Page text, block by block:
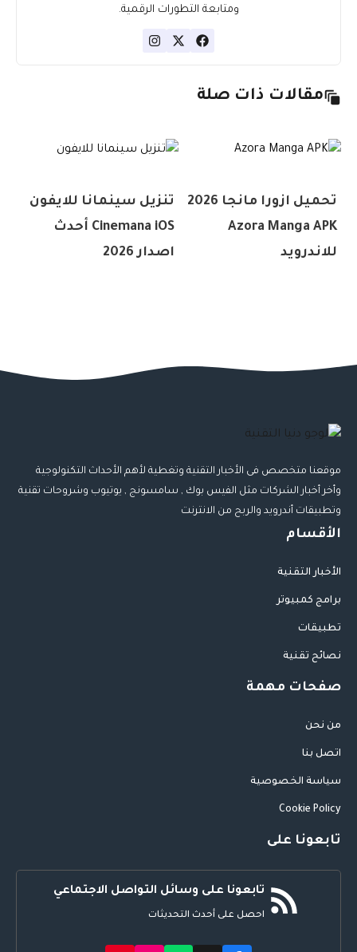
ومتابعة التطورات الرقمية.
مقالات ذات صلة
تحميل ازورا مانجا 2026
Azora Manga APK
للاندرويد
تنزيل سينمانا للايفون
Cinemana iOS أحدث
اصدار 2026
موقعنا متخصص فى الأخبار التقنية وتغطية لأهم الأحداث التكنولوجية
وأخر أخبار الشركات مثل الفيس بوك , سامسونج , يوتيوب وشروحات تقنية
وتطبيقات أندرويد والربح من الانترنت
الأقسام
الأخبار التقنية
برامج كمبيوتر
تطبيقات
نصائح تقنية
صفحات مهمة
من نحن
اتصل بنا
سياسة الخصوصية
Cookie Policy
تابعونا على
تابعونا على وسائل التواصل الاجتماعي
احصل على أحدث التحديثات